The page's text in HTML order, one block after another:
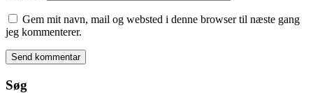
Gem mit navn, mail og websted i denne browser til næste gang
jeg kommenterer.
Søg